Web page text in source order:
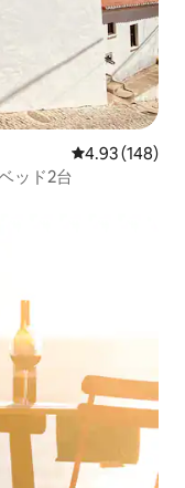
レビュー148
4.93 (148)
ッド2台